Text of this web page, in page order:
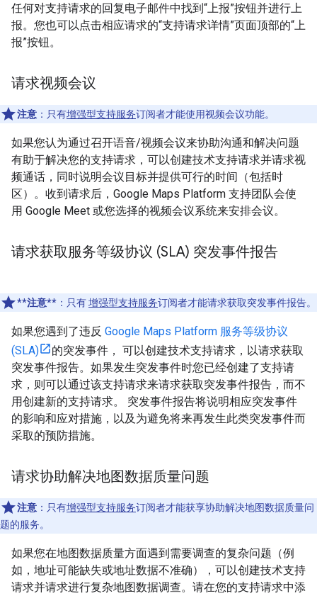
任何对支持请求的回复电子邮件中找到“上报”按钮并进行上
报。您也可以点击相应请求的“支持请求详情”页面顶部的“上
报”按钮。
请求视频会议
注意 ：只有增强型支持服务订阅者才能使用视频会议功能。
如果您认为通过召开语音/视频会议来协助沟通和解决问题
有助于解决您的支持请求，可以创建技术支持请求并请求视
频通话，同时说明会议目标并提供可行的时间（包括时
区）。收到请求后，Google Maps Platform 支持团队会使
用 Google Meet 或您选择的视频会议系统来安排会议。
请求获取服务等级协议 (SLA) 突发事件报告
**注意** ：只有增强型支持服务订阅者才能请求获取突发事件报告。
如果您遇到了违反 Google Maps Platform 服务等级协议
(SLA)
的突发事件， 可以创建技术支持请求，以请求获取
突发事件报告。如果发生突发事件时您已经创建了支持请
求，则可以通过该支持请求来请求获取突发事件报告，而不
用创建新的支持请求。 突发事件报告将说明相应突发事件
的影响和应对措施，以及为避免将来再发生此类突发事件而
采取的预防措施。
请求协助解决地图数据质量问题
注意 ：只有增强型支持服务订阅者才能获享协助解决地图数据质量问
题的服务。
如果您在地图数据质量方面遇到需要调查的复杂问题（例
如，地址可能缺失或地址数据不准确），可以创建技术支持
请求并请求进行复杂地图数据调查。请在您的支持请求中添